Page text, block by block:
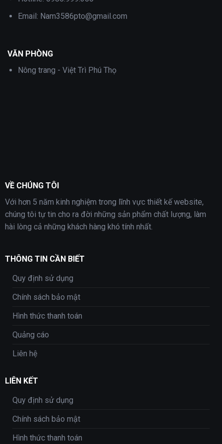
Email: Nam3586pto@gmail.com
VĂN PHÒNG
Nông trang - Việt Trì Phú Thọ
VỀ CHÚNG TÔI
Với hơn 5 năm kinh nghiệm trong lĩnh vực thiết kế website,
chúng tôi tự tin cho ra đời những sản phẩm chất lượng, làm
hài lòng cả những khách hàng khó tính nhất.
THÔNG TIN CẦN BIẾT
Quy định sử dụng
Chính sách bảo mật
Hình thức thanh toán
Quảng cáo
Liên hệ
LIÊN KẾT
Quy định sử dụng
Chính sách bảo mật
Hình thức thanh toán